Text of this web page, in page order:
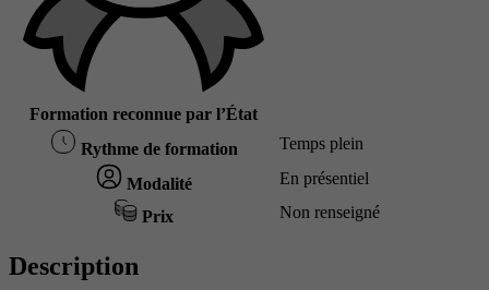
Formation reconnue par l’État
Rythme de formation Temps plein
Modalité En présentiel
Prix Non renseigné
Description